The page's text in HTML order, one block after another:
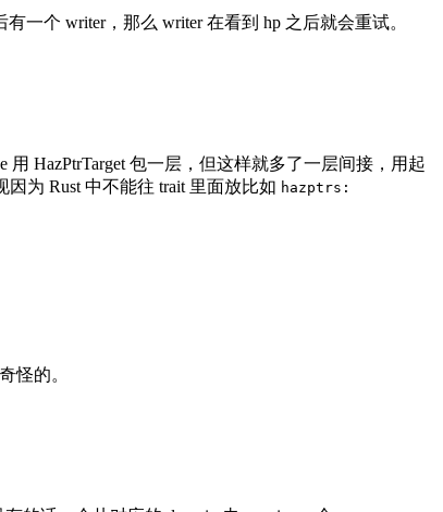
一个 writer，那么 writer 在看到 hp 之后就会重试。
用 HazPtrTarget 包一层，但这样就多了一层间接，用起
为 Rust 中不能往 trait 里面放比如 hazptrs:
怪的。